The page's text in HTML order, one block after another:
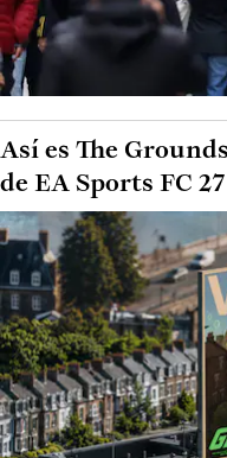
Así es The
de EA Sports FC 27